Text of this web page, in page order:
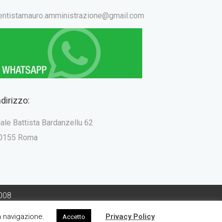
Battista Bardanzellu 62
Roma
Accetto Privacy Policy